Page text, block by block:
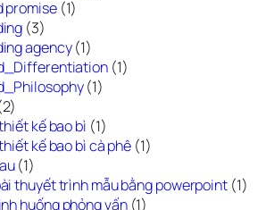
promise(1)
(3)
agency(1)
(1)
(1)
kế bao bì (1)
kế bao bì cà phê (1)
(1)
thuyết trình mẫu bằng powerpoint (1)
huống phỏng vấn(1)